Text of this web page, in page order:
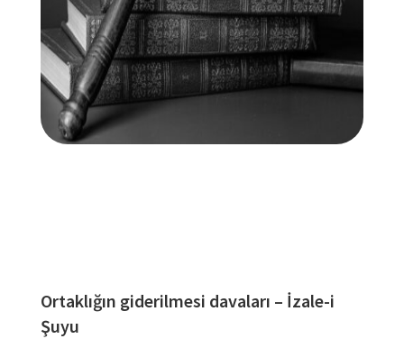
Ortaklığın giderilmesi davaları – İzale-i
Şuyu